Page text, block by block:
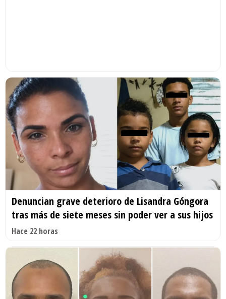
Denuncian grave deterioro de Lisandra Góngora
tras más de siete meses sin poder ver a sus hijos
Hace 22 horas